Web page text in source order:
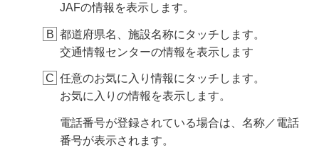
JAFの情報を表示します。
都道府県名、施設名称にタッチします。
交通情報センターの情報を表示します
任意のお気に入り情報にタッチします。
お気に入りの情報を表示します。
電話番号が登録されている場合は、名称／電話
番号が表示されます。